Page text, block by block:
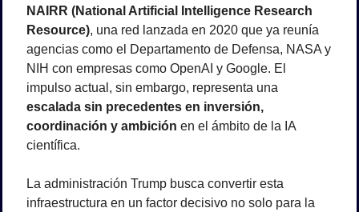
NAIRR (National Artificial Intelligence Research
Resource), una red lanzada en 2020 que ya reunía
agencias como el Departamento de Defensa, NASA y
NIH con empresas como OpenAI y Google. El
escalada sin precedentes en inversión,
coordinación y ambición en el ámbito de la IA
científica.
La administración Trump busca convertir esta
infraestructura en un factor decisivo no solo para la